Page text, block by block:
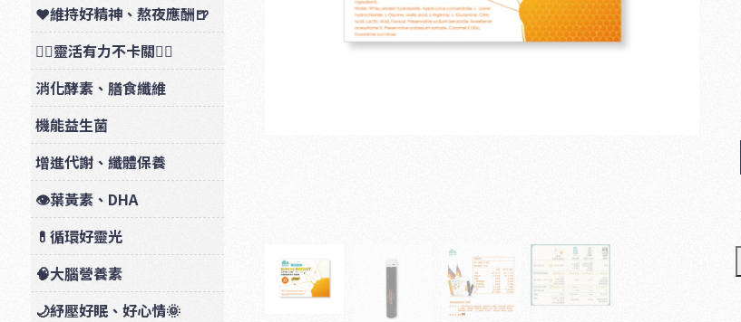
❤️維持好精神、熬夜應酬🍺
🏃‍♂️靈活有力不卡關🏋️‍♂️
消化酵素、膳食纖維
機能益生菌
增進代謝、纖體保養
👁️葉黃素、DHA
💊循環好靈光
🧠大腦營養素
🌙紓壓好眠、好心情🌞